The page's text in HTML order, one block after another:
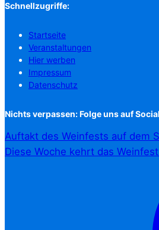
Schnellzugriffe:
Startseite
Veranstaltungen
Hier werben
Impressum
Datenschutz
Nichts verpassen: Folge uns auf
Auftakt des Weinfests auf dem
Diese Woche kehrt das